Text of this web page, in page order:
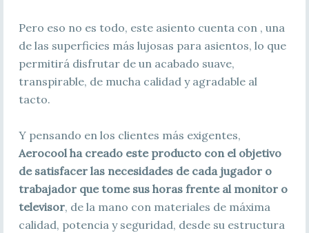
Pero eso no es todo, este asiento cuenta con , una
de las superficies más lujosas para asientos, lo que
permitirá disfrutar de un acabado suave,
transpirable, de mucha calidad y agradable al
tacto.
Y pensando en los clientes más exigentes,
Aerocool ha creado este producto con el objetivo
de satisfacer las necesidades de cada jugador o
trabajador que tome sus horas frente al monitor o
televisor, de la mano con materiales de máxima
calidad, potencia y seguridad, desde su estructura